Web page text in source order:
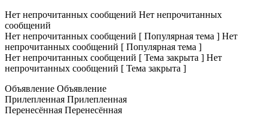
Нет непрочитанных сообщений Нет непрочитанных
сообщений
Нет непрочитанных сообщений [ Популярная тема ] Нет
непрочитанных сообщений [ Популярная тема ]
Нет непрочитанных сообщений [ Тема закрыта ] Нет
непрочитанных сообщений [ Тема закрыта ]
Объявление Объявление
Прилепленная Прилепленная
Перенесённая Перенесённая